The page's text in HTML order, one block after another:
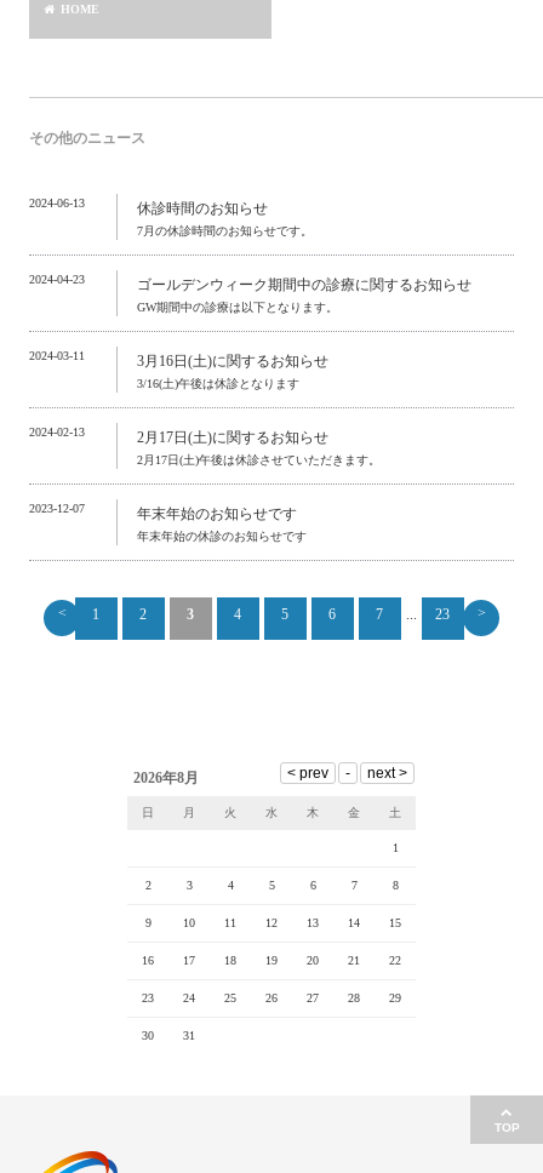
HOME
その他のニュース
2024-06-13 休診時間のお知らせ
7月の休診時間のお知らせです。
2024-04-23 ゴールデンウィーク期間中の診療に関するお知らせ
GW期間中の診療は以下となります。
2024-03-11 3月16日(土)に関するお知らせ
3/16(土)午後は休診となります
2024-02-13 2月17日(土)に関するお知らせ
2月17日(土)午後は休診させていただきます。
2023-12-07 年末年始のお知らせです
年末年始の休診のお知らせです
< 1 2 3 4 5 6 7 ... 23 >
2026年8月
日 月 火 水 木 金 土
1
2 3 4 5 6 7 8
9 10 11 12 13 14 15
16 17 18 19 20 21 22
23 24 25 26 27 28 29
30 31
TOP